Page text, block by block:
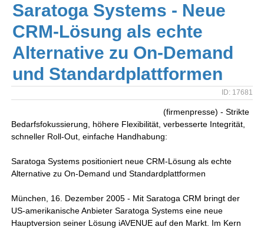
Saratoga Systems - Neue
CRM-Lösung als echte
Alternative zu On-Demand
und Standardplattformen
ID: 17681
(firmenpresse) - Strikte
Bedarfsfokussierung, höhere Flexibilität, verbesserte Integrität,
schneller Roll-Out, einfache Handhabung:
Saratoga Systems positioniert neue CRM-Lösung als echte
Alternative zu On-Demand und Standardplattformen
München, 16. Dezember 2005 - Mit Saratoga CRM bringt der
US-amerikanische Anbieter Saratoga Systems eine neue
Hauptversion seiner Lösung iAVENUE auf den Markt. Im Kern